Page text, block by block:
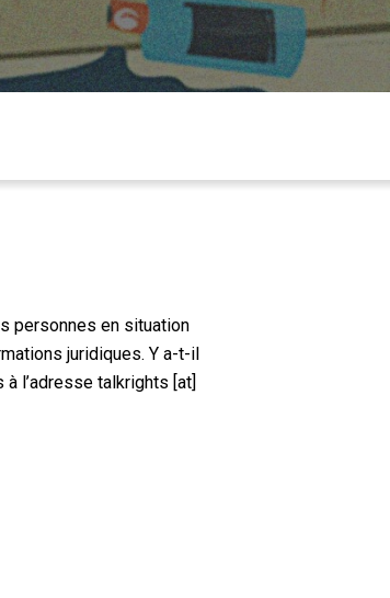
personnes en situation
juridiques. Y a-t-il
l’adresse talkrights [at]